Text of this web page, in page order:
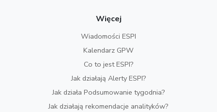
Więcej
Wiadomości ESPI
Kalendarz GPW
Co to jest ESPI?
Jak działają Alerty ESPI?
Jak działa Podsumowanie tygodnia?
Jak działają rekomendacje analityków?